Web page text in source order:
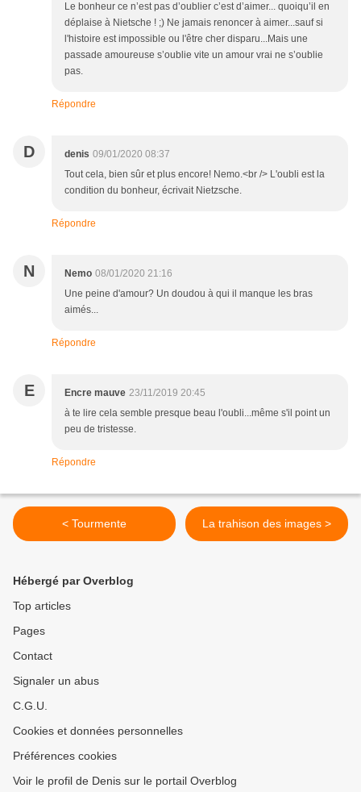
Le bonheur ce n’est pas d’oublier c’est d’aimer... quoiqu’il en
déplaise à Nietsche ! ;) Ne jamais renoncer à aimer...sauf si
l'histoire est impossible ou l'être cher disparu...Mais une
passade amoureuse s’oublie vite un amour vrai ne s’oublie
pas.
Répondre
D denis 09/01/2020 08:37
Tout cela, bien sûr et plus encore! Nemo.<br /> L'oubli est la
condition du bonheur, écrivait Nietzsche.
Répondre
N Nemo 08/01/2020 21:16
Une peine d'amour? Un doudou à qui il manque les bras
aimés...
Répondre
E Encre mauve 23/11/2019 20:45
à te lire cela semble presque beau l'oubli...même s'il point un
peu de tristesse.
Répondre
< Tourmente La trahison des images >
Hébergé par Overblog
Top articles
Pages
Contact
Signaler un abus
C.G.U.
Cookies et données personnelles
Préférences cookies
Voir le profil de Denis sur le portail Overblog